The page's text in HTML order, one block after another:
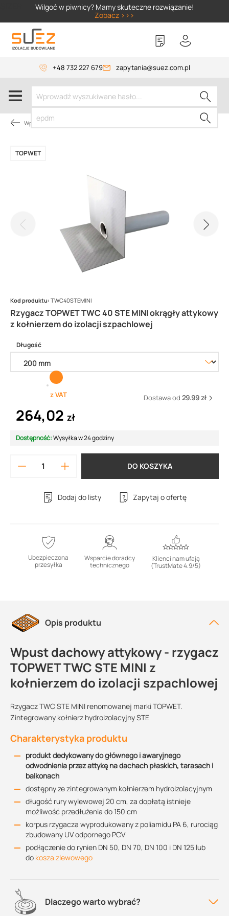
Wilgoć w piwnicy? Mamy skuteczne rozwiązanie!
Zobacz >>>
+48 732 227 679 zapytania@suez.com.pl
Wpusty i akcesoria
Rzygacz TOPWET TWC 40 STE MINI okrągły attykowy
z kołnierzem do izolacji szpachlowej
TOPWET
Kod produktu: TWC40STEMINI
Długość
z VAT Dostawa od 29.99 zł
264,02 zł
Dostępność:Wysyłka w 24 godziny
DO KOSZYKA
Dodaj do listy Zapytaj o ofertę
Ubezpieczona
przesyłka
Wsparcie doradcy
technicznego
Klienci nam ufają
(TrustMate 4.9/5)
Opis produktu
Wpust dachowy attykowy - rzygacz
TOPWET TWC STE MINI z
kołnierzem do izolacji szpachlowej
Rzygacz TWC STE MINI renomowanej marki TOPWET.
Zintegrowany kołnierz hydroizolacyjny STE
Charakterystyka produktu
produkt dedykowany do głównego i awaryjnego
odwodnienia przez attykę na dachach płaskich, tarasach i
balkonach
dostępny ze zintegrowanym kołnierzem hydroizolacyjnym
długość rury wylewowej 20 cm, za dopłatą istnieje
możliwość przedłużenia do 150 cm
korpus rzygacza wyprodukowany z poliamidu PA 6, rurociąg
zbudowany UV odpornego PCV
podłączenie do rynien DN 50, DN 70, DN 100 i DN 125 lub
do kosza zlewowego
Dlaczego warto wybrać?